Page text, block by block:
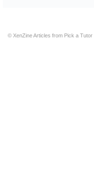
© XenZineArticles from Pick a Tutor